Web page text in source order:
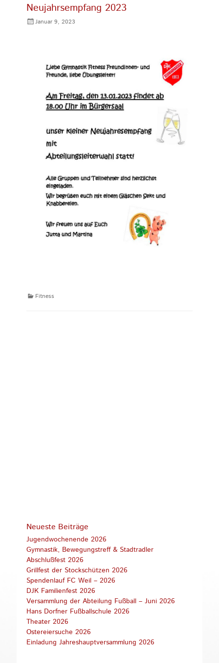
Neujahrsempfang 2023
Gepostet
Januar 9, 2023
Kategorien
Fitness
Neueste Beiträge
Jugendwochenende 2026
Gymnastik, Bewegungstreff & Stadtradler
Abschlußfest 2026
Grillfest der Stockschützen 2026
Spendenlauf FC Weil – 2026
DJK Familienfest 2026
Versammlung der Abteilung Fußball – Juni 2026
Hans Dorfner Fußballschule 2026
Theater 2026
Ostereiersuche 2026
Einladung Jahreshauptversammlung 2026